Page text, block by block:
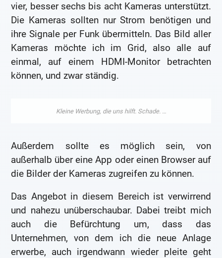
vier, besser sechs bis acht Kameras unterstützt.
Die Kameras sollten nur Strom benötigen und
ihre Signale per Funk übermitteln. Das Bild aller
Kameras möchte ich im Grid, also alle auf
einmal, auf einem HDMI-Monitor betrachten
können, und zwar ständig.
Außerdem sollte es möglich sein, von
außerhalb über eine App oder einen Browser auf
die Bilder der Kameras zugreifen zu können.
Das Angebot in diesem Bereich ist verwirrend
und nahezu unüberschaubar. Dabei treibt mich
auch die Befürchtung um, dass das
Unternehmen, von dem ich die neue Anlage
erwerbe, auch irgendwann wieder pleite geht